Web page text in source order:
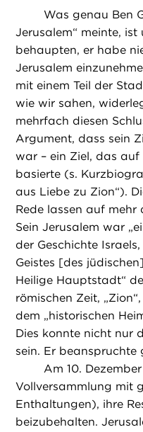
Was genau Ben
Jerusalem“ meinte,
behaupten, er habe
Jerusalem
mit einem Teil der
wie wir sahen,
mehrfach diesen
Argument, dass sein
war – ein Ziel, das
basierte (s.
aus Liebe zu Zion“).
Rede lassen auf mehr
Sein Jerusalem war
der Geschichte
Geistes [des
Heilige Hauptstadt“
römischen Zeit,
dem „historischen
Dies konnte nicht nur
sein. Er beanspruchte
Am 10.
Vollversammlung mit
Enthaltungen), ihre
beizubehalten.